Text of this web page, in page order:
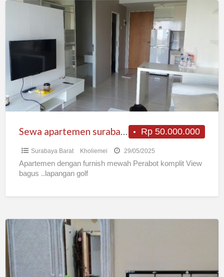
Sewa
surabaya
barat
Rp 50.000.000
Sewa apartemen surabaya barat
Surabaya Barat Kholiemei 29/05/2025
Apartemen dengan furnish mewah Perabot komplit View
bagus ..lapangan golf
Kost
Bebas
di
Surabaya